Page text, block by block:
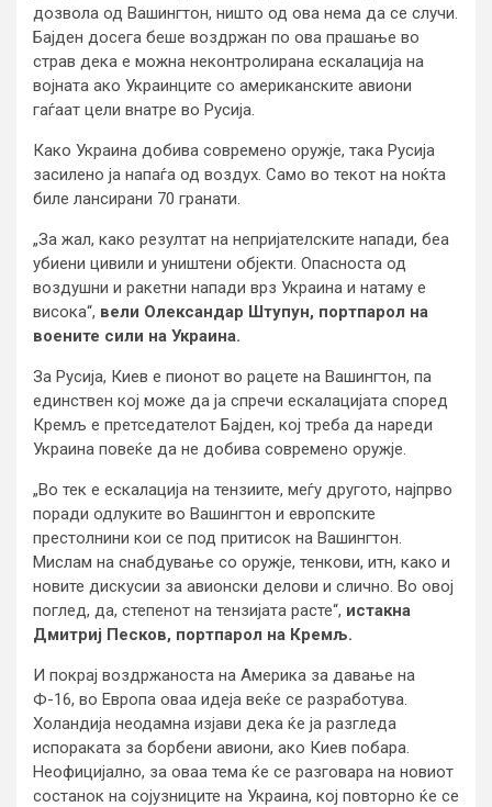
дозвола од Вашингтон, ништо од ова нема да се случи.
Бајден досега беше воздржан по ова прашање во
страв дека е можна неконтролирана ескалација на
војната ако Украинците со американските авиони
гаѓаат цели внатре во Русија.
Како Украина добива современо оружје, така Русија
засилено ја напаѓа од воздух. Само во текот на ноќта
биле лансирани 70 гранати.
„За жал, како резултат на непријателските напади, беа
убиени цивили и уништени објекти. Опасноста од
воздушни и ракетни напади врз Украина и натаму е
висока“, вели Олександар Штупун, портпарол на
воените сили на Украина.
За Русија, Киев е пионот во рацете на Вашингтон, па
единствен кој може да ја спречи ескалацијата според
Кремљ е претседателот Бајден, кој треба да нареди
Украина повеќе да не добива современо оружје.
„Во тек е ескалација на тензиите, меѓу другото, најпрво
поради одлуките во Вашингтон и европските
престолнини кои се под притисок на Вашингтон.
Мислам на снабдување со оружје, тенкови, итн, како и
новите дискусии за авионски делови и слично. Во овој
поглед, да, степенот на тензијата расте“, истакна
Дмитриј Песков, портпарол на Кремљ.
И покрај воздржаноста на Америка за давање на
Ф-16, во Европа оваа идеја веќе се разработува.
Холандија неодамна изјави дека ќе ја разгледа
испораката за борбени авиони, ако Киев побара.
Неофицијално, за оваа тема ќе се разговара на новиот
состанок на сојузниците на Украина, кој повторно ќе се